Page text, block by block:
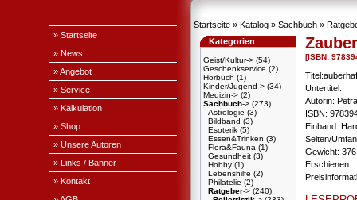
» Startseite
» News
» Angebot
» Service
» Kalkulation
» Shop
» Unsere Autoren
» Links / Banner
» Kontakt
Startseite » Katalog » Sachbuch »
Kategorien
Geist/Kultur-> (54)
Geschenkservice (2)
Hörbuch (1)
Kinder/Jugend-> (34)
Medizin-> (2)
Sachbuch-> (273)
Astrologie (3)
Bildband (3)
Esoterik (5)
Essen&Trinken (3)
Flora&Fauna (1)
Gesundheit (3)
Hobby (1)
Lebenshilfe (2)
Philatelie (2)
Ratgeber-> (240)
[ISBN:
Untertitel:
Autorin:
ISBN:
Einband:
Seiten/
Gewicht:
Erschienen :